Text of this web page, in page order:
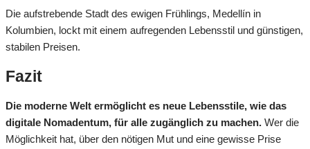
Die aufstrebende Stadt des ewigen Frühlings, Medellín in
Kolumbien, lockt mit einem aufregenden Lebensstil und günstigen,
stabilen Preisen.
Fazit
Die moderne Welt ermöglicht es neue Lebensstile, wie das
digitale Nomadentum, für alle zugänglich zu machen. Wer die
Möglichkeit hat, über den nötigen Mut und eine gewisse Prise